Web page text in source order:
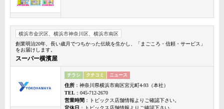
横浜市金沢区、横浜市神奈川区、横浜市南区
創業明治20年、長い歳月でつちかった伝統を生かし、「まごころ・信頼・サービス」
をお届けします。
スーパー横濱屋
チラシ クチコミ ニュース
住所 ：神奈川県横浜市南区宮元町4-93（本社）
TEL ：045-712-2670
営業時間 ：トピックス店舗情報よりご確認下さい。
定休日 ：トピックス店舗情報よりご確認下さい。